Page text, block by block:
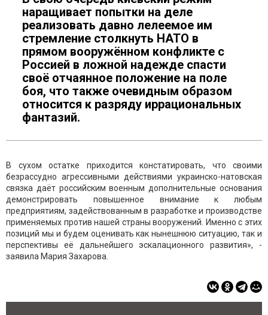
наращивает попытки на деле
реализовать давно лелеемое им
стремление столкнуть НАТО в
прямом вооружённом конфликте с
Россией в ложной надежде спасти
своё отчаянное положение на поле
боя, что также очевидным образом
относится к разряду иррациональных
фантазий.
В сухом остатке приходится констатировать, что своими
безрассудно агрессивными действиями украинско-натовская
связка даёт российским военным дополнительные основания
демонстрировать повышенное внимание к любым
предприятиям, задействованным в разработке и производстве
применяемых против нашей страны вооружений. Именно с этих
позиций мы и будем оценивать как нынешнюю ситуацию, так и
перспективы её дальнейшего эскалационного развития», -
заявила Мария Захарова.